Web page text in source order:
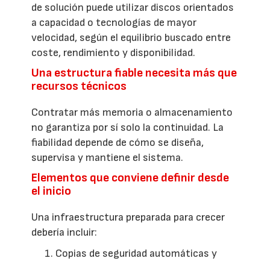
de solución puede utilizar discos orientados
a capacidad o tecnologías de mayor
velocidad, según el equilibrio buscado entre
coste, rendimiento y disponibilidad.
Una estructura fiable necesita más que
recursos técnicos
Contratar más memoria o almacenamiento
no garantiza por sí solo la continuidad. La
fiabilidad depende de cómo se diseña,
supervisa y mantiene el sistema.
Elementos que conviene definir desde
el inicio
Una infraestructura preparada para crecer
debería incluir:
Copias de seguridad automáticas y